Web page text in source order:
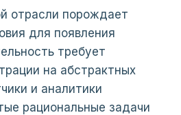
отрасли порождает
для появления
требует
на абстрактных
и аналитики
рациональные задачи